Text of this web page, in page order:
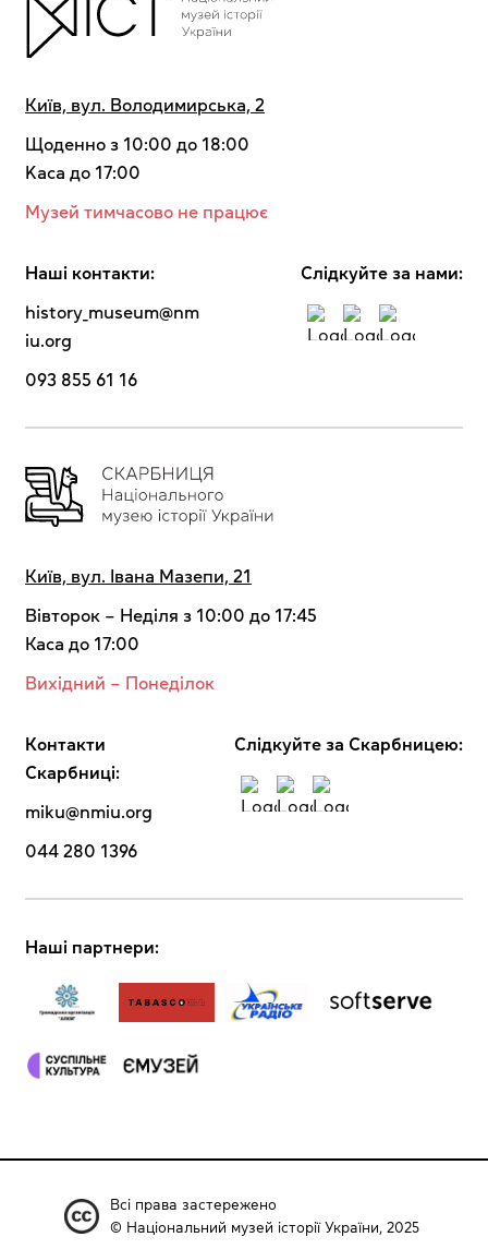
Київ, вул. Володимирська, 2
Щоденно з 10:00 до 18:00
Kaca до 17:00
Музей тимчасово не працює
Наші контакти:
history_museum@nm
iu.org
093 855 61 16
Cлідкуйте за нами:
Київ, вул. Івана Мазепи, 21
Вівторок – Неділя з 10:00 до 17:45
Каса до 17:00
Вихідний – Понеділок
Контакти
Скарбниці:
miku@nmiu.org
044 280 1396
Cлідкуйте за Скарбницею:
Наші партнери:
Всі права застережено
© Національний музей історії України, 2025